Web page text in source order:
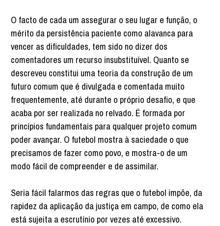
O facto de cada um assegurar o seu lugar e função, o
mérito da persistência paciente como alavanca para
vencer as dificuldades, tem sido no dizer dos
comentadores um recurso insubstituível. Quanto se
descreveu constitui uma teoria da construção de um
futuro comum que é divulgada e comentada muito
frequentemente, até durante o próprio desafio, e que
acaba por ser realizada no relvado. É formada por
princípios fundamentais para qualquer projeto comum
poder avançar. O futebol mostra à saciedade o que
precisamos de fazer como povo, e mostra-o de um
modo fácil de compreender e de assimilar.
Seria fácil falarmos das regras que o futebol impõe, da
rapidez da aplicação da justiça em campo, de como ela
está sujeita a escrutínio por vezes até excessivo.